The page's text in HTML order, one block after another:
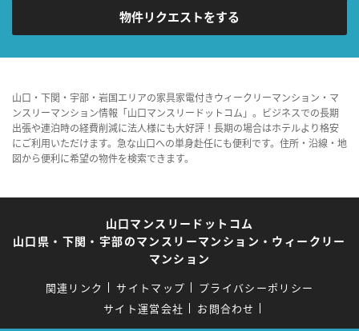
物件リクエストをする
山口・下関・宇部・岩国エリアの家具家電付きウィークリーマンション・マ
ンスリーマンション情報「山口マンスリードットコム」。ビジネスでの長期
出張や連泊時の経費削減に法人様にも大好評！長期の場合はホテルより格安
にご利用いただけます。急な山口への単身赴任にも便利です。住所・沿線・地
図から便利に希望の物件を検索できます。
山口マンスリードットコム
山口県・下関・宇部のマンスリーマンション・ウィークリー
マンション
関連リンク サイトマップ
プライバシーポリシー
サイト運営会社
お問合わせ